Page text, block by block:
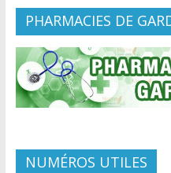
PHARMACIES DE
NUMÉROS UTILES